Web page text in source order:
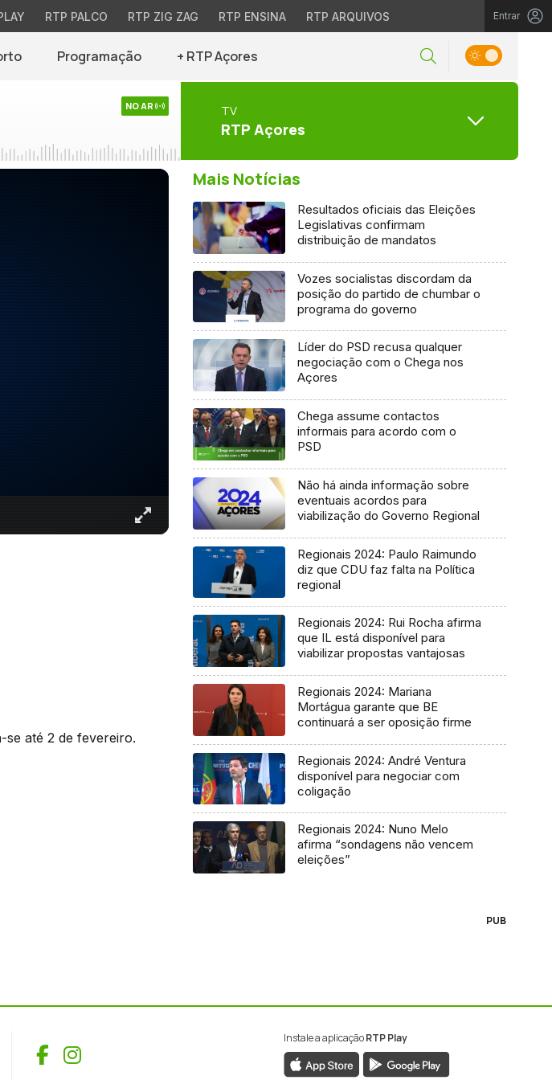
RTP PALCO RTP ZIG ZAG RTP ENSINA RTP ARQUIVOS Entrar
Programação + RTP Açores
NO AR TV
RTP Açores
se até 2 de fevereiro.
Mais Notícias
Resultados oficiais das Eleições
Legislativas confirmam
distribuição de mandatos
Vozes socialistas discordam da
posição do partido de chumbar o
programa do governo
Líder do PSD recusa qualquer
negociação com o Chega nos
Açores
Chega assume contactos
informais para acordo com o
PSD
Não há ainda informação sobre
eventuais acordos para
viabilização do Governo Regional
Regionais 2024: Paulo Raimundo
diz que CDU faz falta na Política
regional
Regionais 2024: Rui Rocha afirma
que IL está disponível para
viabilizar propostas vantajosas
Regionais 2024: Mariana
Mortágua garante que BE
continuará a ser oposição firme
Regionais 2024: André Ventura
disponível para negociar com
coligação
Regionais 2024: Nuno Melo
afirma “sondagens não vencem
eleições”
PUB
Facebook
Instagram
Instale a aplicaçãoRTP Play